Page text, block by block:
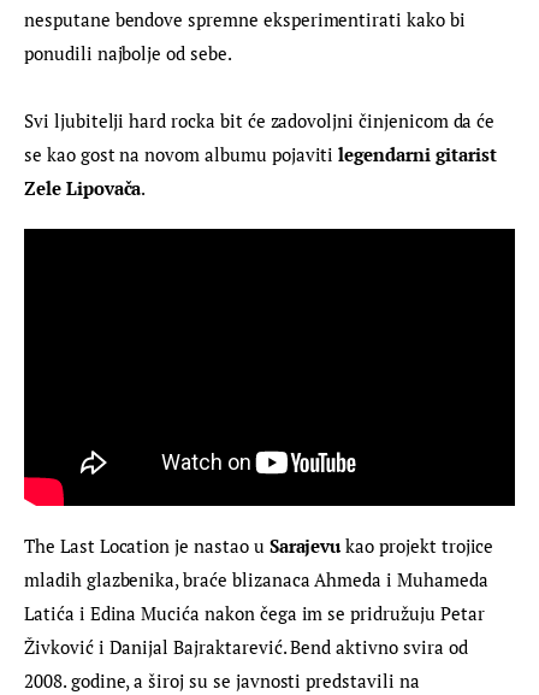
nesputane bendove spremne eksperimentirati kako bi
ponudili najbolje od sebe.
Svi ljubitelji hard rocka bit će zadovoljni činjenicom da će
se kao gost na novom albumu pojaviti legendarni gitarist
Zele Lipovača.
The Last Location je nastao u Sarajevu kao projekt trojice
mladih glazbenika, braće blizanaca Ahmeda i Muhameda
Latića i Edina Mucića nakon čega im se pridružuju Petar
Živković i Danijal Bajraktarević. Bend aktivno svira od
2008. godine, a široj su se javnosti predstavili na